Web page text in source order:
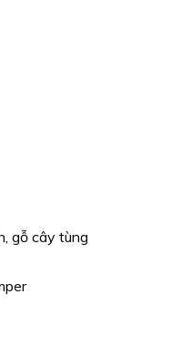
gỗ cây tùng